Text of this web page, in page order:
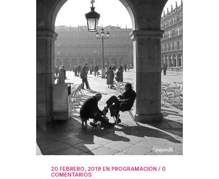
20 FEBRERO, 2019 EN PROGRAMACIÓN / 0
COMENTARIOS